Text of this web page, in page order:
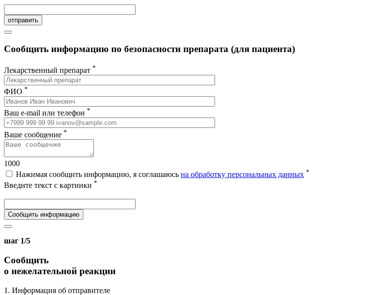
отправить
Сообщить информацию по безопасности препарата (для пациента)
Лекарственный препарат *
ФИО *
Ваш e-mail или телефон *
Ваше сообщение *
1000
Нажимая сообщить информацию, я соглашаюсь на обработку персональных данных *
Введите текст с картинки *
Сообщить информацию
шаг 1/5
Сообщить
о нежелательной реакции
1. Информация об отправителе